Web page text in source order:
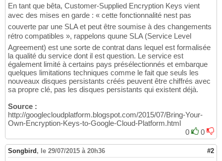
En tant que bêta, Customer-Supplied Encryption Keys vient
avec des mises en garde : « cette fonctionnalité nest pas
couverte par une SLA et peut être soumise à des changements
rétro compatibles », rappelons quune SLA (Service Level
Agreement) est une sorte de contrat dans lequel est formalisée
la qualité du service dont il est question. Le service est
également limité à certains pays présélectionnés et embarque
quelques limitations techniques comme le fait que seuls les
nouveaux disques persistants créés peuvent être chiffrés avec
sa propre clé, pas les disques persistants qui existent déjà.
Source :
http://googlecloudplatform.blogspot.com/2015/07/Bring-Your-
Own-Encryption-Keys-to-Google-Cloud-Platform.html
0
0
Songbird , le 29/07/2015 à 20h36 #2